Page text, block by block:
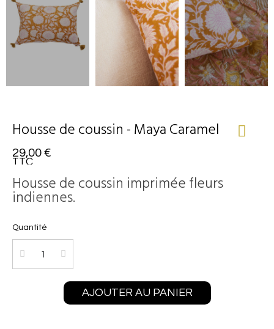
Housse de coussin - Maya Caramel
29,00 €
TTC
Housse de coussin imprimée fleurs
indiennes.
Quantité
AJOUTER AU PANIER